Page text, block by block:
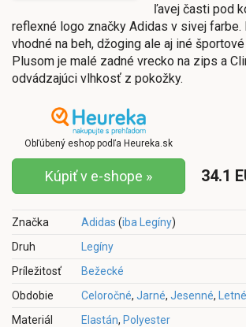
ľavej časti pod
reflexné logo značky Adidas v sivej farbe.
vhodné na beh, džoging ale aj iné
Plusom je malé zadné vrecko na zips a
odvádzajúci vlhkosť z pokožky.
Obľúbený eshop podľa Heureka.sk
34.1
Kúpiť v e-shope »
Značka Adidas (iba Legíny)
Druh
Legíny
Príležitosť
Bežecké
Obdobie
Celoročné, Jarné, Jesenné, Letné
Materiál
Elastán, Polyester